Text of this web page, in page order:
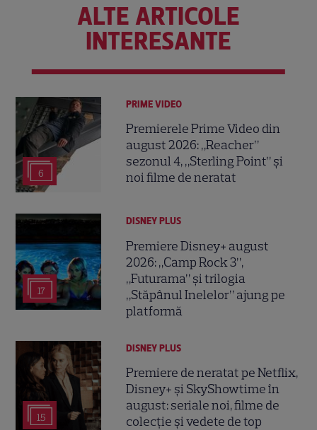
ALTE ARTICOLE
INTERESANTE
6
PRIME VIDEO
Premierele Prime Video din
august 2026: „Reacher”
sezonul 4, „Sterling Point” și
noi filme de neratat
17
DISNEY PLUS
Premiere Disney+ august
2026: „Camp Rock 3”,
„Futurama” și trilogia
„Stăpânul Inelelor” ajung pe
platformă
15
DISNEY PLUS
Premiere de neratat pe Netflix,
Disney+ și SkyShowtime în
august: seriale noi, filme de
colecție și vedete de top